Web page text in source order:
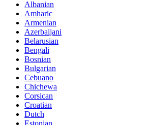
Albanian
Amharic
Armenian
Azerbaijani
Belarusian
Bengali
Bosnian
Bulgarian
Cebuano
Chichewa
Corsican
Croatian
Dutch
Estonian